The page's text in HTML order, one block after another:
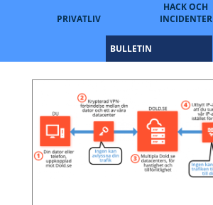
PRIVATLIV
HACK OCH
INCIDENTER
BULLETIN